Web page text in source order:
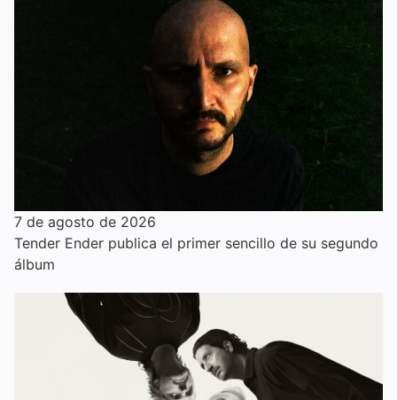
7 de agosto de 2026
Tender Ender publica el primer sencillo de su segundo
álbum